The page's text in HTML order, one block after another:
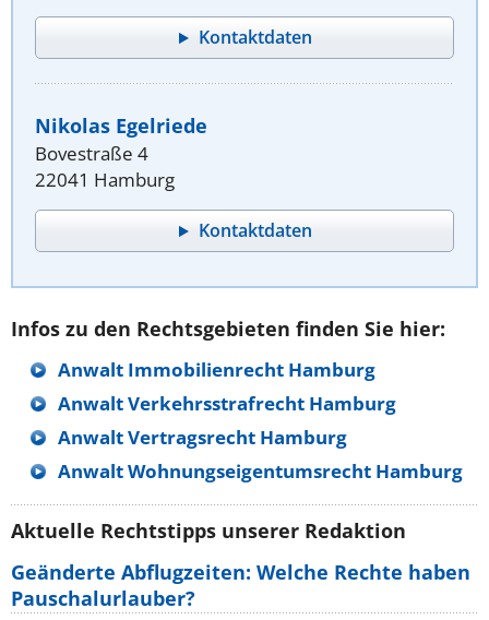
Kontaktdaten
Nikolas Egelriede
Bovestraße 4
22041 Hamburg
Kontaktdaten
Infos zu den Rechtsgebieten finden Sie hier:
Anwalt Immobilienrecht Hamburg
Anwalt Verkehrsstrafrecht Hamburg
Anwalt Vertragsrecht Hamburg
Anwalt Wohnungseigentumsrecht Hamburg
Aktuelle Rechtstipps unserer Redaktion
Geänderte Abflugzeiten: Welche Rechte haben
Pauschalurlauber?